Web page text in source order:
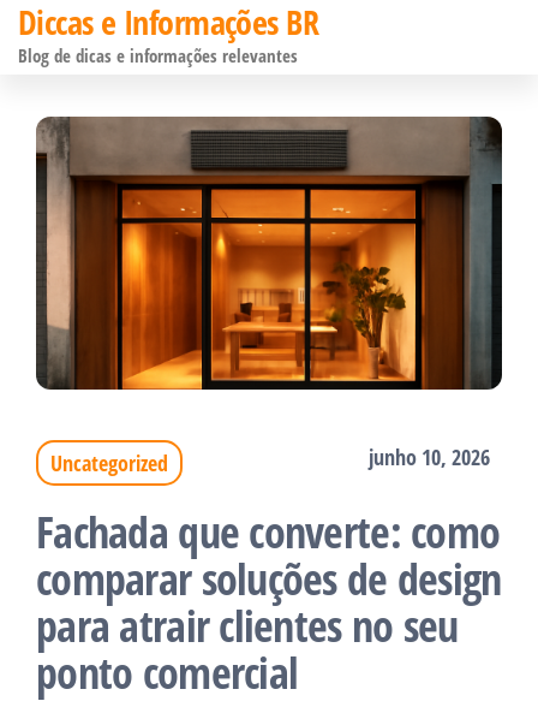
Pular
para
conteúdo
Diccas e Informações BR
Blog de dicas e informações relevantes
Uncategorized junho 10, 2026
Fachada que converte: como
comparar soluções de design
para atrair clientes no seu
ponto comercial